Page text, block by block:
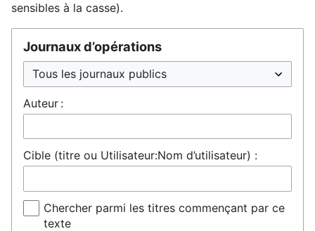
sensibles à la casse).
Journaux d’opérations
Auteur :
Cible (titre ou Utilisateur:Nom d’utilisateur) :
Chercher parmi les titres commençant par ce
texte